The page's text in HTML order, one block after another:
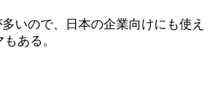
いので、日本の企業向けにも使え
ある。